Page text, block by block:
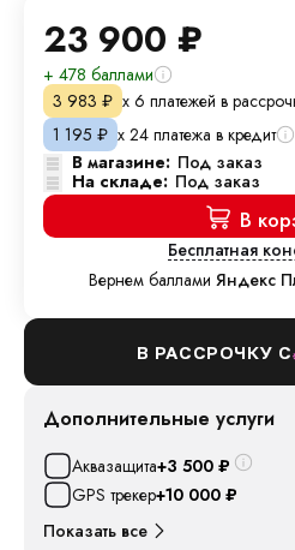
23 900 ₽
+ 478 баллами
3 983 ₽ х 6 платежей в
1 195 ₽ х 24 платежа в кредит
В магазине: Под заказ
На складе: Под заказ
В
Бесплатная
Вернем баллами Яндекс
В РАССРОЧКУ С
Дополнительные услуги
Аквазащита+3 500 ₽
GPS трекер+10 000 ₽
Показать все